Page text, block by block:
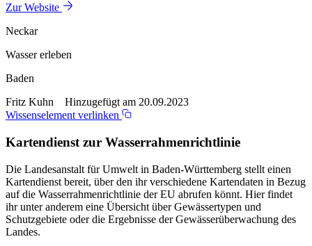
Zur Website
Neckar
Wasser erleben
Baden
Fritz Kuhn Hinzugefügt am 20.09.2023
Wissenselement verlinken
Kartendienst zur Wasserrahmenrichtlinie
Die Landesanstalt für Umwelt in Baden-Württemberg stellt einen
Kartendienst bereit, über den ihr verschiedene Kartendaten in Bezug
auf die Wasserrahmenrichtlinie der EU abrufen könnt. Hier findet
ihr unter anderem eine Übersicht über Gewässertypen und
Schutzgebiete oder die Ergebnisse der Gewässerüberwachung des
Landes.